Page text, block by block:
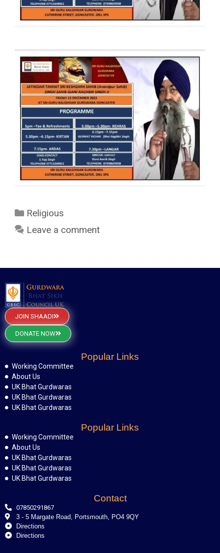
Religious
Leave a comment
JOIN SHAADI
DONATE NOW
Popular Links
Working Committee
About Us
UK Bhat Gurdwaras
UK Bhat Gurdwaras
UK Bhat Gurdwaras
Popular Links
Working Committee
About Us
UK Bhat Gurdwaras
UK Bhat Gurdwaras
UK Bhat Gurdwaras
Contact
07850291867
3 - 5 Margate Road, Portsmouth, PO4 9QY
Directions
Directions